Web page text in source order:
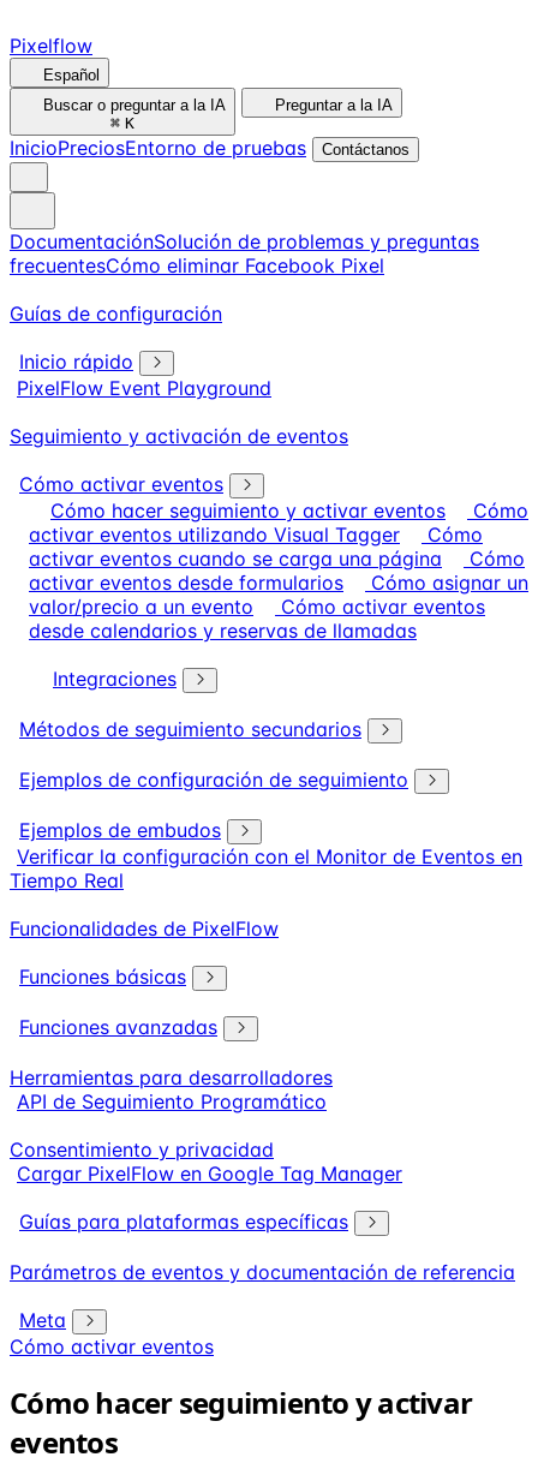
Pixelflow
Español
Buscar o preguntar a la IA
⌘ K
Preguntar a la IA
InicioPreciosEntorno de pruebas Contáctanos
DocumentaciónSolución de problemas y preguntas
frecuentesCómo eliminar Facebook Pixel
Guías de configuración
Inicio rápido
PixelFlow Event Playground
Seguimiento y activación de eventos
Cómo activar eventos
Cómo hacer seguimiento y activar eventos
Cómo
activar eventos utilizando Visual Tagger
Cómo
activar eventos cuando se carga una página
Cómo
activar eventos desde formularios
Cómo asignar un
valor/precio a un evento
Cómo activar eventos
desde calendarios y reservas de llamadas
Integraciones
Métodos de seguimiento secundarios
Ejemplos de configuración de seguimiento
Ejemplos de embudos
Verificar la configuración con el Monitor de Eventos en
Tiempo Real
Funcionalidades de PixelFlow
Funciones básicas
Funciones avanzadas
Herramientas para desarrolladores
API de Seguimiento Programático
Consentimiento y privacidad
Cargar PixelFlow en Google Tag Manager
Guías para plataformas específicas
Parámetros de eventos y documentación de referencia
Meta
Cómo activar eventos
Cómo hacer seguimiento y activar
eventos